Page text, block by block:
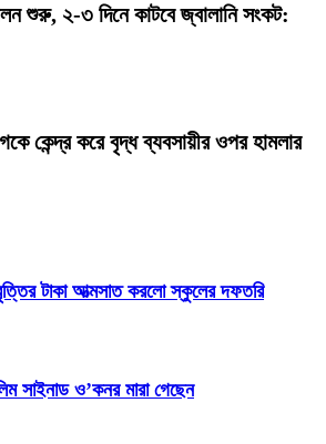
শুরু, ২-৩ দিনে কাটবে জ্বালানি সংকট:
কেন্দ্র করে বৃদ্ধ ব্যবসায়ীর ওপর হামলার
টাকা আত্মসাত করলো স্কুলের দফতরি
সাইনাড ও’কনর মারা গেছেন